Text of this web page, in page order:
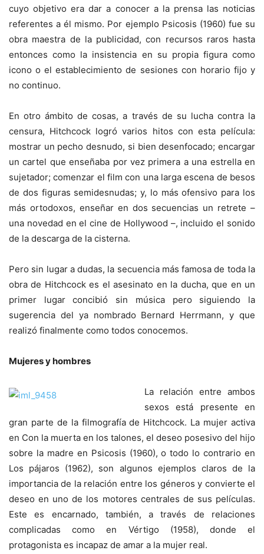
cuyo objetivo era dar a conocer a la prensa las noticias
referentes a él mismo. Por ejemplo Psicosis (1960) fue su
obra maestra de la publicidad, con recursos raros hasta
entonces como la insistencia en su propia figura como
icono o el establecimiento de sesiones con horario fijo y
no continuo.
En otro ámbito de cosas, a través de su lucha contra la
censura, Hitchcock logró varios hitos con esta película:
mostrar un pecho desnudo, si bien desenfocado; encargar
un cartel que enseñaba por vez primera a una estrella en
sujetador; comenzar el film con una larga escena de besos
de dos figuras semidesnudas; y, lo más ofensivo para los
más ortodoxos, enseñar en dos secuencias un retrete –
una novedad en el cine de Hollywood –, incluido el sonido
de la descarga de la cisterna.
Pero sin lugar a dudas, la secuencia más famosa de toda la
obra de Hitchcock es el asesinato en la ducha, que en un
primer lugar concibió sin música pero siguiendo la
sugerencia del ya nombrado Bernard Herrmann, y que
realizó finalmente como todos conocemos.
Mujeres y hombres
La relación entre ambos
sexos está presente en
gran parte de la filmografía de Hitchcock. La mujer activa
en Con la muerta en los talones, el deseo posesivo del hijo
sobre la madre en Psicosis (1960), o todo lo contrario en
Los pájaros (1962), son algunos ejemplos claros de la
importancia de la relación entre los géneros y convierte el
deseo en uno de los motores centrales de sus películas.
Este es encarnado, también, a través de relaciones
complicadas como en Vértigo (1958), donde el
protagonista es incapaz de amar a la mujer real.